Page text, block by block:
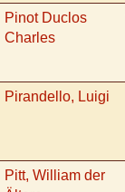
Pinot Duclos
Charles
Pirandello, Luigi
Pitt, William der